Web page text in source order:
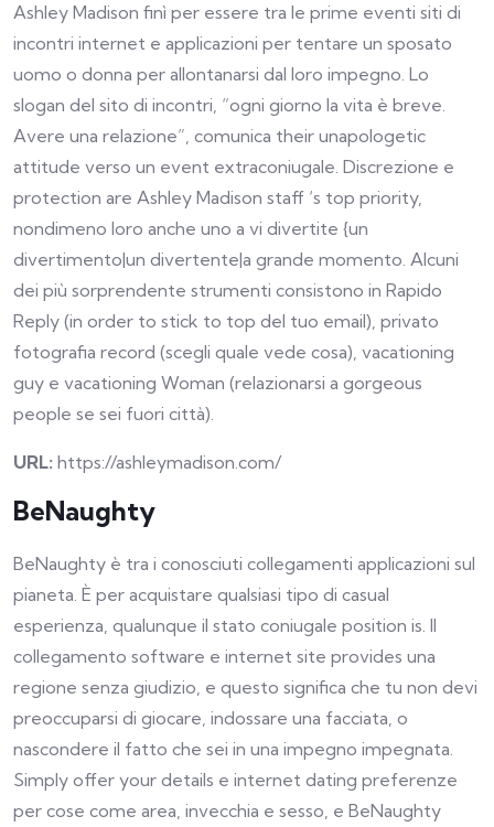
Ashley Madison finì per essere tra le prime eventi siti di
incontri internet e applicazioni per tentare un sposato
uomo o donna per allontanarsi dal loro impegno. Lo
slogan del sito di incontri, “ogni giorno la vita è breve.
Avere una relazione”, comunica their unapologetic
attitude verso un event extraconiugale. Discrezione e
protection are Ashley Madison staff ‘s top priority,
nondimeno loro anche uno a vi divertite {un
divertimento|un divertente|a grande momento. Alcuni
dei più sorprendente strumenti consistono in Rapido
Reply (in order to stick to top del tuo email), privato
fotografia record (scegli quale vede cosa), vacationing
guy e vacationing Woman (relazionarsi a gorgeous
people se sei fuori città).
URL: https://ashleymadison.com/
BeNaughty
BeNaughty è tra i conosciuti collegamenti applicazioni sul
pianeta. È per acquistare qualsiasi tipo di casual
esperienza, qualunque il stato coniugale position is. Il
collegamento software e internet site provides una
regione senza giudizio, e questo significa che tu non devi
preoccuparsi di giocare, indossare una facciata, o
nascondere il fatto che sei in una impegno impegnata.
Simply offer your details e internet dating preferenze
per cose come area, invecchia e sesso, e BeNaughty